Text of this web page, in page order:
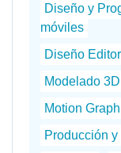
Diseño y
móviles
Diseño
Modelado 3D
Motion
Producción